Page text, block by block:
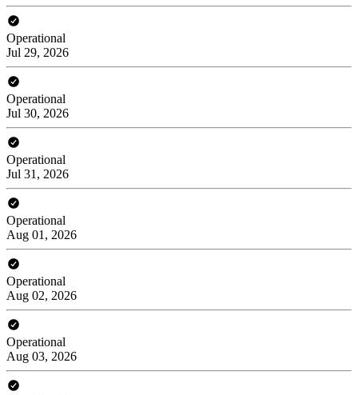
Operational
Jul 29, 2026
Operational
Jul 30, 2026
Operational
Jul 31, 2026
Operational
Aug 01, 2026
Operational
Aug 02, 2026
Operational
Aug 03, 2026